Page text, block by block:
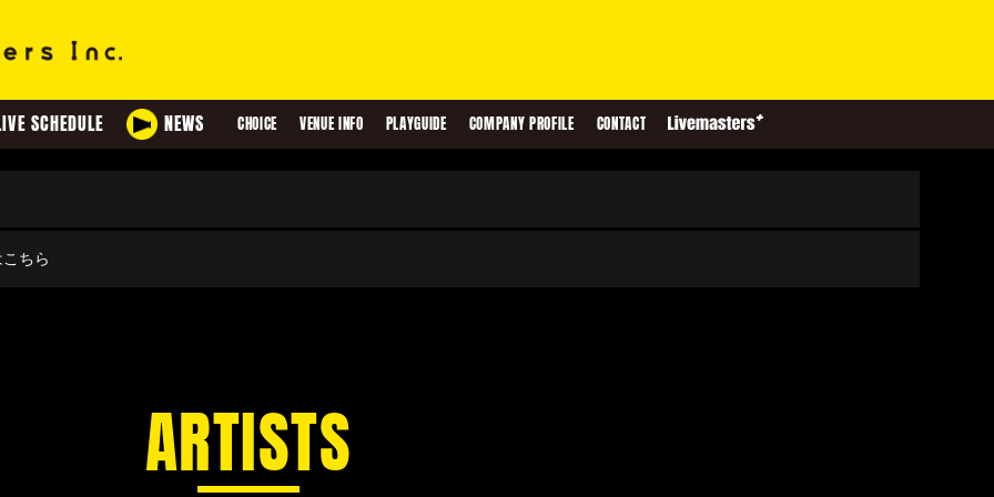
SCHEDULE NEWS CHOICE VENUE INFO PLAYGUIDE COMPANY PROFILE CONTACT
ちら
ARTISTS